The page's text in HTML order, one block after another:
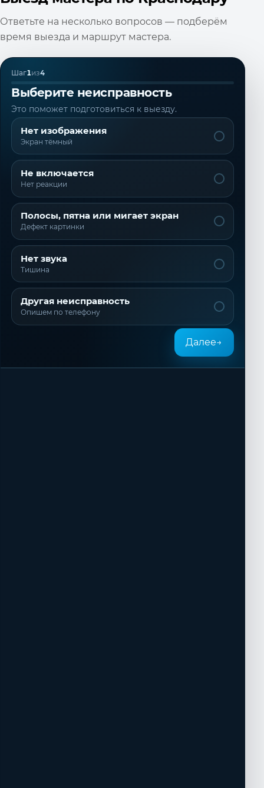
Ответьте на несколько вопросов — подберём
время выезда и маршрут мастера.
Шаг1из4
Выберите неисправность
Это поможет подготовиться к выезду.
Нет изображения
Экран тёмный
Не включается
Нет реакции
Полосы, пятна или мигает экран
Дефект картинки
Нет звука
Тишина
Другая неисправность
Опишем по телефону
Далее→